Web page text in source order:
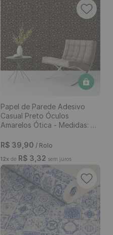
Papel de Parede Adesivo
Tijolinho Branco - Medidas:
48 x 300 cm
R$ 39, 90 / Rolo
12xdeR$ 3 ,32 sem juros
Papel de Parede Adesivo
Casual Preto Óculos
Amarelos Ótica - Medidas: 48
x 300 cm
R$ 39,90 / Rolo